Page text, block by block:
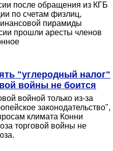
после обращения из КГБ
по счетам физлиц,
пирамиды
прошли аресты членов
"углеродный налог"
войны не боится
войной только из-за
законодательство",
климата Конни
торговой войны не